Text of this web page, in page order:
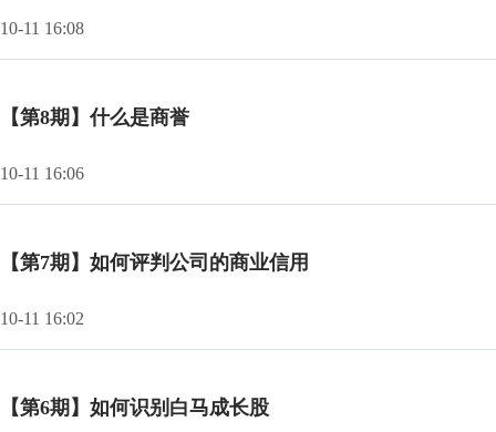
10-11 16:08
【第8期】什么是商誉
10-11 16:06
【第7期】如何评判公司的商业信用
10-11 16:02
【第6期】如何识别白马成长股